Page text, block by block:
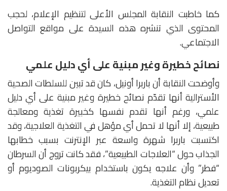
كما خاطبت النقابة المجلس الأعلى لتنظيم الإعلام، لحجب
المحتوى الذي تنشره هذه السيدة على مواقع التواصل
الاجتماعي.
نصائح خطيرة وغير مبنية على أي دليل علمي
وأوضحت النقابة أن باربرا أونيل، كان قد تبين للسلطات الصحية
الأسترالية أنها تقدّم نصائح خطيرة وغير مبنية على أي دليل
علمي، ورغم أنها تقدم نفسها كخبيرة تغذية ومعالجة
طبيعية، إلا أنها لا تحمل أي مؤهل في التغذية العلاجية، وقد
اكتسبت باربرا شهرة واسعة عبر الإنترنت بسبب خطابها
الجذاب حول “العلاجات الطبيعية”، فقد كانت تروج أن السرطان
“فطر” وأن علاجه يكون باستخدام بيكربونات الصوديوم أو
تعديل نظام التغذية.